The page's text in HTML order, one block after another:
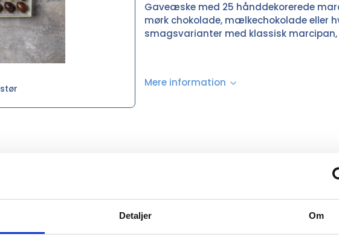
Detaljer Om
Gaveæske med 25 hånddekorerede
mørk chokolade, mælkechokolade eller
smagsvarianter med klassisk
Mere information